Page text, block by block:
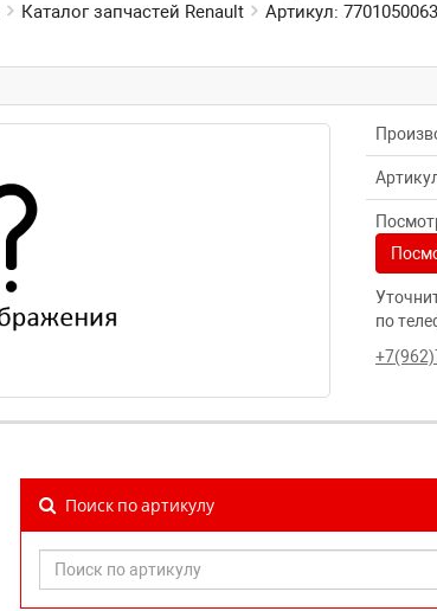
Каталог запчастей Renault Артикул:
по
Поиск по артикулу